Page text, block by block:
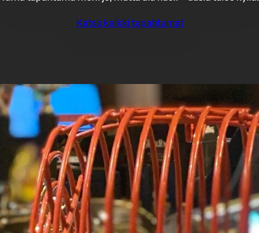
Katso kaikki tapahtumat